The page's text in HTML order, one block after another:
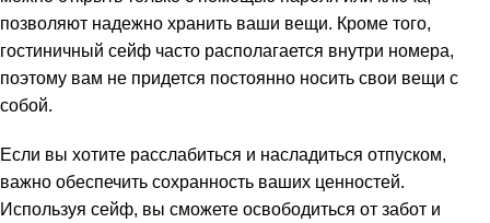
позволяют надежно хранить ваши вещи. Кроме того,
гостиничный сейф часто располагается внутри номера,
поэтому вам не придется постоянно носить свои вещи с
собой.
Если вы хотите расслабиться и насладиться отпуском,
важно обеспечить сохранность ваших ценностей.
Используя сейф, вы сможете освободиться от забот и